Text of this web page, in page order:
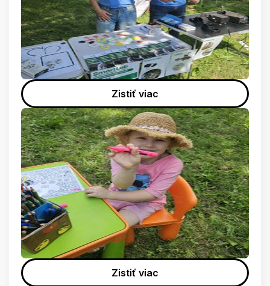
Zistiť viac
Zistiť viac